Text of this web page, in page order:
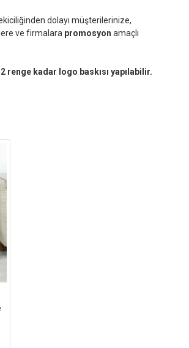
dolayı müşterilerinize,
ve firmalara promosyon amaçlı
kadar logo baskısı yapılabilir.